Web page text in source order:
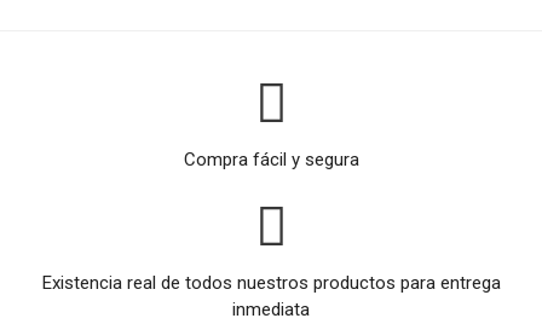
Compra fácil y segura
Existencia real de todos nuestros productos para entrega
inmediata